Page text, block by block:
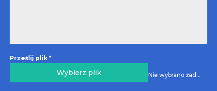
Prześlij plik *
Wybierz plik Nie wybrano żadnego pliku